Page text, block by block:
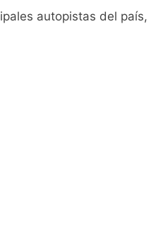
Privada
autopistas del